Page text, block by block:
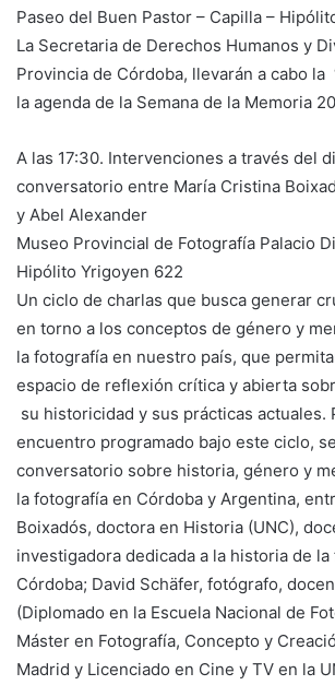
Paseo del Buen Pastor – Capilla –
La Secretaria de Derechos Humanos y
Provincia de Córdoba, llevarán a cabo la
la agenda de la Semana de la Memoria
A las 17:30. Intervenciones a través del
conversatorio entre María Cristina
y Abel Alexander
Museo Provincial de Fotografía Palacio
Hipólito Yrigoyen 622
Un ciclo de charlas que busca generar
en torno a los conceptos de género y
la fotografía en nuestro país, que
espacio de reflexión crítica y abierta
su historicidad y sus prácticas actuales.
encuentro programado bajo este ciclo,
conversatorio sobre historia, género y
la fotografía en Córdoba y Argentina,
Boixadós, doctora en Historia (UNC),
investigadora dedicada a la historia de
Córdoba; David Schäfer, fotógrafo,
(Diplomado en la Escuela Nacional de
Máster en Fotografía, Concepto y
Madrid y Licenciado en Cine y TV en la